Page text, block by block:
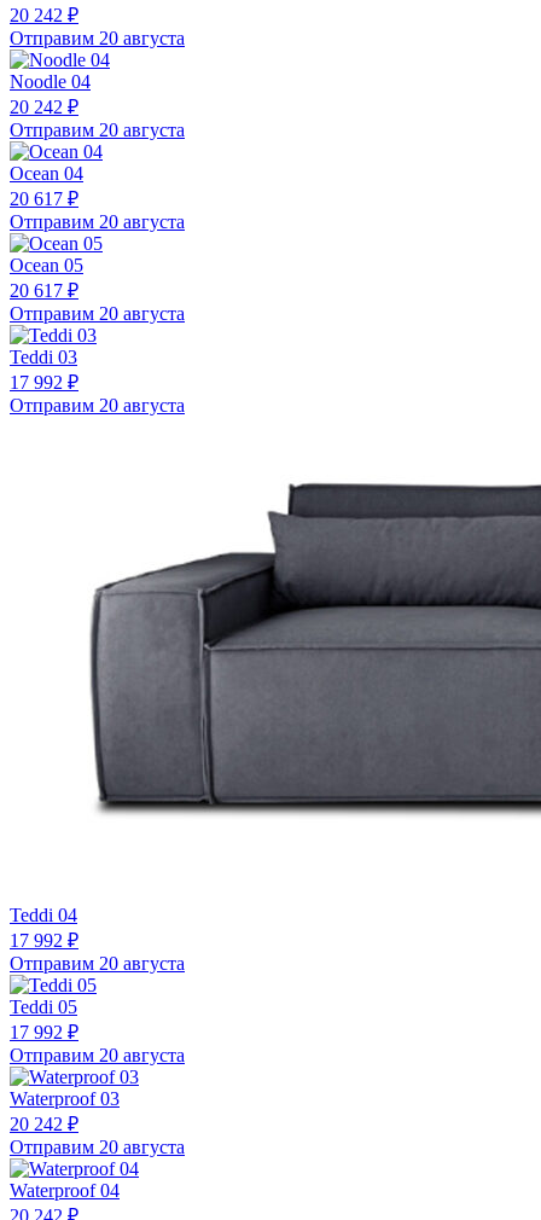
20 242 ₽
Отправим 20 августа
Noodle 04
20 242 ₽
Отправим 20 августа
Ocean 04
20 617 ₽
Отправим 20 августа
Ocean 05
20 617 ₽
Отправим 20 августа
Teddi 03
17 992 ₽
Отправим 20 августа
Teddi 04
17 992 ₽
Отправим 20 августа
Teddi 05
17 992 ₽
Отправим 20 августа
Waterproof 03
20 242 ₽
Отправим 20 августа
Waterproof 04